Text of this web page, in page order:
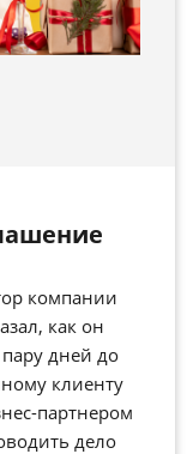
компании
как он
пару дней до
клиенту
партнером
дело